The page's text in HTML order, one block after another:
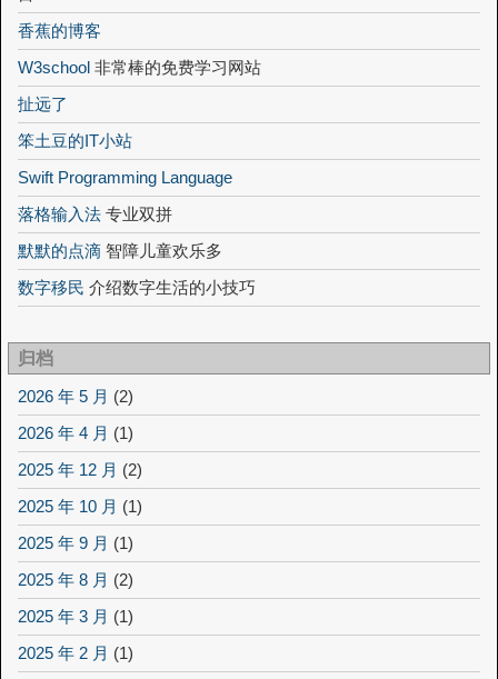
香蕉的博客
W3school 非常棒的免费学习网站
扯远了
笨土豆的IT小站
Swift Programming Language
落格输入法 专业双拼
默默的点滴 智障儿童欢乐多
数字移民 介绍数字生活的小技巧
归档
2026 年 5 月 (2)
2026 年 4 月 (1)
2025 年 12 月 (2)
2025 年 10 月 (1)
2025 年 9 月 (1)
2025 年 8 月 (2)
2025 年 3 月 (1)
2025 年 2 月 (1)